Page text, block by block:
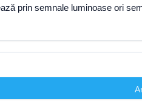
prin semnale luminoase ori